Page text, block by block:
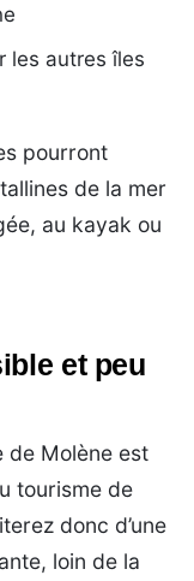
les autres îles
pourront
de la mer
au kayak ou
et peu
de Molène est
tourisme de
donc d’une
loin de la